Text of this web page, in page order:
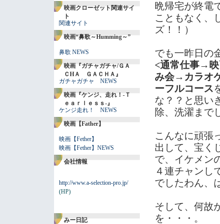
映画クローゼット関連サイ
ト
関連サイト
映画“鼻歌～Humming～”
鼻歌 NEWS
映画『ガチャガチャ/ＧＡ
ＣHＡ ＧＡＣＨＡ』
ガチャガチャ NEWS
映画『ケンジ、走れ！-Ｔ
ｅａｒｌｅｓｓ-』
ケンジ走れ！ NEWS
映画【Father】
映画【Fether】
映画【Fether】NEWS
会社情報
http://www.a-selection-pro.jp/
(HP)
みー日記
晩帰宅が終電
こともなく、
ズ！！）
でも一昨日の
<通常仕事→
み会→カラオ
ーフルコース
な？？と思い
除、洗濯まで
こんなに頑張
出して、宝く
で、イケメン
４連チャンし
でしたわん、
そして、何故
を・・・。